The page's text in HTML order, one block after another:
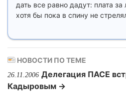
дать все равно дадут: плата за
хотя бы пока в спину не
НОВОСТИ ПО ТЕМЕ
26.11.2006 Делегация ПАСЕ
Кадыровым →